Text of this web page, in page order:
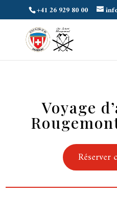
+41 26 929 80 00
Voyage
Réserver